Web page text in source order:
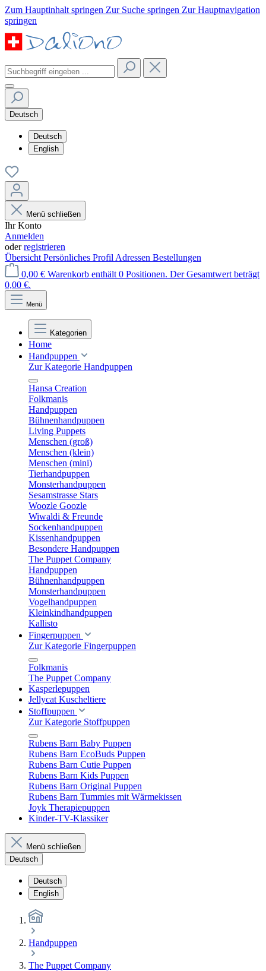
Zum Hauptinhalt springen Zur Suche springen Zur Hauptnavigation
springen
Deutsch
Deutsch
English
Menü schließen
Ihr Konto
Anmelden
oderregistrieren
Übersicht Persönliches Profil Adressen Bestellungen
0,00 € Warenkorb enthält 0 Positionen. Der Gesamtwert beträgt
0,00 €.
Menü
Kategorien
Home
Handpuppen
Zur Kategorie Handpuppen
Hansa Creation
Folkmanis
Handpuppen
Bühnenhandpuppen
Living Puppets
Menschen (groß)
Menschen (klein)
Menschen (mini)
Tierhandpuppen
Monsterhandpuppen
Sesamstrasse Stars
Woozle Goozle
Wiwaldi & Freunde
Sockenhandpuppen
Kissenhandpuppen
Besondere Handpuppen
The Puppet Company
Handpuppen
Bühnenhandpuppen
Monsterhandpuppen
Vogelhandpuppen
Kleinkindhandpuppen
Kallisto
Fingerpuppen
Zur Kategorie Fingerpuppen
Folkmanis
The Puppet Company
Kasperlepuppen
Jellycat Kuscheltiere
Stoffpuppen
Zur Kategorie Stoffpuppen
Rubens Barn Baby Puppen
Rubens Barn EcoBuds Puppen
Rubens Barn Cutie Puppen
Rubens Barn Kids Puppen
Rubens Barn Original Puppen
Rubens Barn Tummies mit Wärmekissen
Joyk Therapiepuppen
Kinder-TV-Klassiker
Menü schließen
Deutsch
Deutsch
English
Handpuppen
The Puppet Company